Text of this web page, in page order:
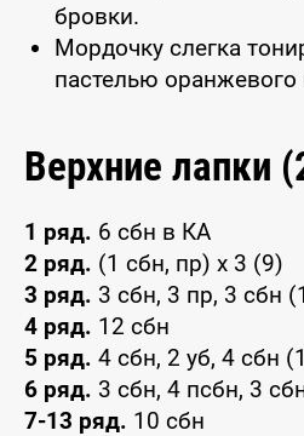
бровки.
Мордочку слегка
пастелью оранжевого
Верхние лапки
1 ряд. 6 сбн в КА
2 ряд. (1 сбн, пр) x 3 (9)
3 ряд. 3 сбн, 3 пр, 3 сбн
4 ряд. 12 сбн
5 ряд. 4 сбн, 2 уб, 4 сбн
6 ряд. 3 сбн, 4 псбн, 3
7-13 ряд. 10 сбн